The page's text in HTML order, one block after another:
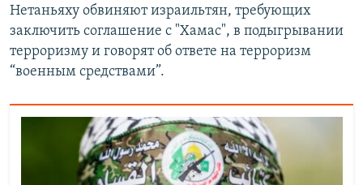
Нетаньяху обвиняют израильтян, требующих
заключить соглашение с "Хамас", в подыгрывании
терроризму и говорят об ответе на терроризм
“военным средствами”.